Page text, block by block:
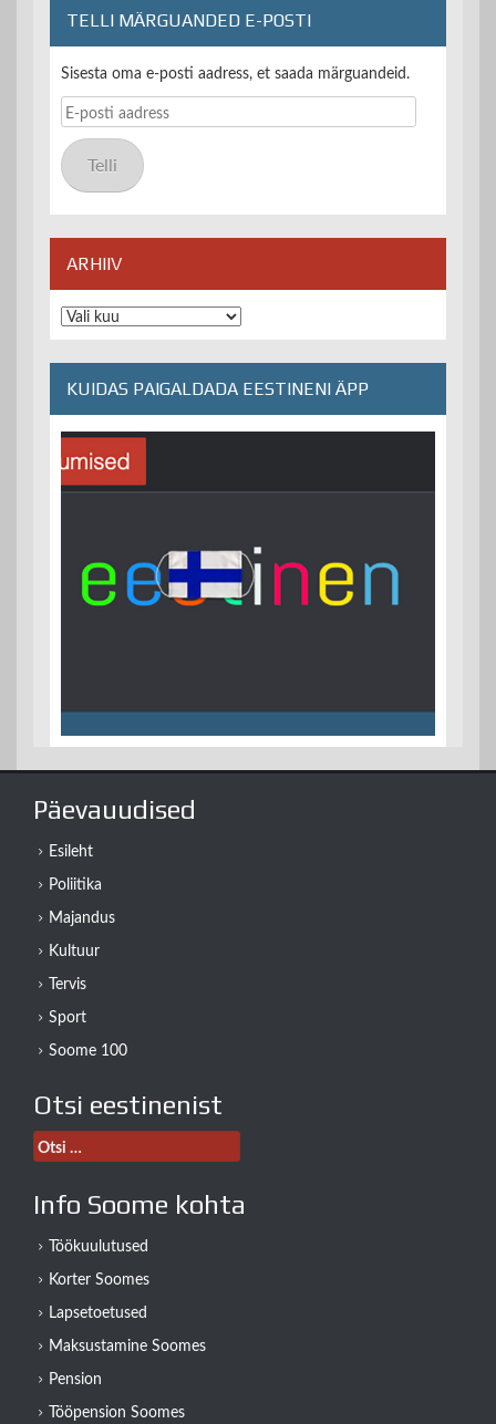
TELLI MÄRGUANDED E-POSTI
Sisesta oma e-posti aadress, et saada märguandeid.
E-
posti
aadress
Telli
ARHIIV
Arhiiv
KUIDAS PAIGALDADA EESTINENI ÄPP
Päevauudised
Esileht
Poliitika
Majandus
Kultuur
Tervis
Sport
Soome 100
Otsi eestinenist
Otsi:
Info Soome kohta
Töökuulutused
Korter Soomes
Lapsetoetused
Maksustamine Soomes
Pension
Tööpension Soomes